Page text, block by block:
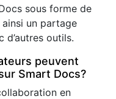
sous forme de
ainsi un partage
outils.
peuvent
Smart Docs?
en